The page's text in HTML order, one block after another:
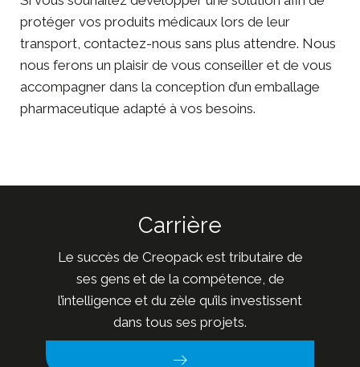
protéger vos produits médicaux lors de leur
transport, contactez-nous sans plus attendre. Nous
nous ferons un plaisir de vous conseiller et de vous
accompagner dans la conception d’un emballage
pharmaceutique adapté à vos besoins.
Carrière
Le succès de Creopack est tributaire de
ses gens et de la compétence, de
l’intelligence et du zèle qu’ils investissent
dans tous ses projets.